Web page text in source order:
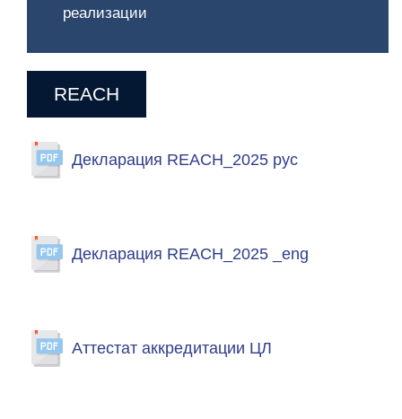
REACH
Декларация REACH_2025 рус
Декларация REACH_2025 _eng
Аттестат аккредитации ЦЛ
реализации